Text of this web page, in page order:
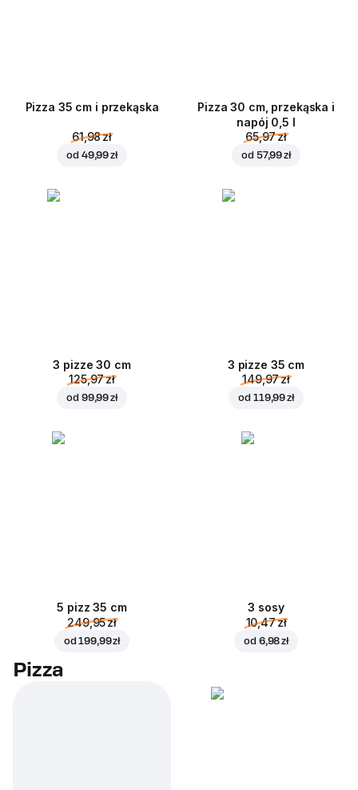
Pizza 35 cm i przekąska
61,98 zł
od 49,99 zł
Pizza 30 cm, przekąska i
napój 0,5 l
65,97 zł
od 57,99 zł
3 pizze 30 cm
125,97 zł
od 99,99 zł
3 pizze 35 cm
149,97 zł
od 119,99 zł
5 pizz 35 cm
249,95 zł
od199,99 zł
3 sosy
10,47 zł
od 6,98 zł
Pizza